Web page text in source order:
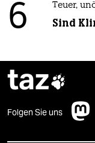
6 Teuer,
Sind
taz
Folgen Sie uns